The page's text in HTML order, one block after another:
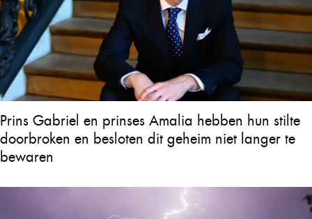
Prins Gabriel en prinses Amalia hebben hun stilte
doorbroken en besloten dit geheim niet langer te
bewaren